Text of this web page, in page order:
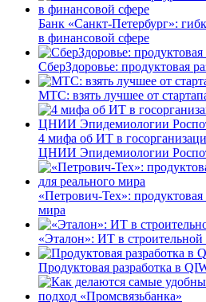
Банк «Санкт-Петербург»:
в финансовой сфере
СберЗдоровье: продуктовая
МТС: взять лучшее от
4 мифа об ИТ в
ЦНИИ Эпидемиологии
«Петрович-Тех»: продуктовая
мира
«Эталон»: ИТ в строительной
Продуктовая разработка в